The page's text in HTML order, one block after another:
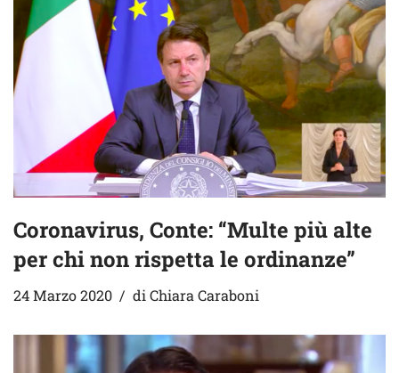
Coronavirus, Conte: “Multe più alte
per chi non rispetta le ordinanze”
24 Marzo 2020 di Chiara Caraboni